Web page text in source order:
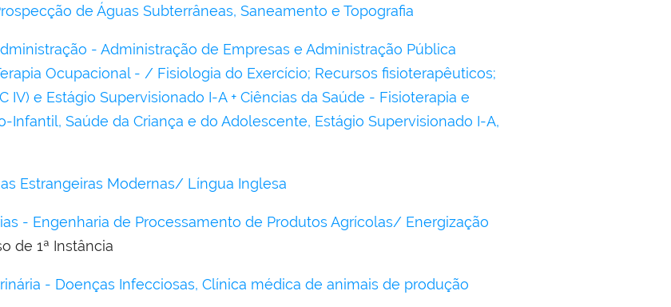
de Águas Subterrâneas, Saneamento e Topografia
- Administração de Empresas e Administração Pública
Ocupacional - / Fisiologia do Exercício; Recursos fisioterapêuticos;
IV) e Estágio Supervisionado I-A + Ciências da Saúde - Fisioterapia e
Infantil, Saúde da Criança e do Adolescente, Estágio Supervisionado I-A,
Estrangeiras Modernas/ Língua Inglesa
- Engenharia de Processamento de Produtos Agrícolas/ Energização
de 1ª Instância
- Doenças Infecciosas, Clínica médica de animais de produção